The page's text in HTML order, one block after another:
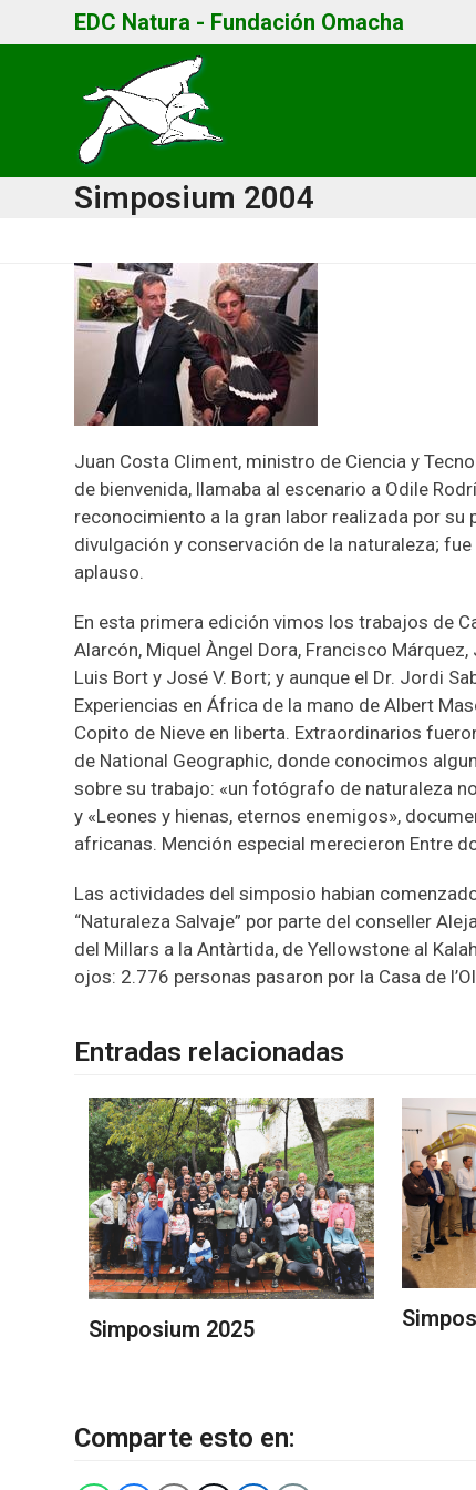
to
EDC Natura - Fundación Omacha
Simposium 2004
Juan Costa Climent, ministro de Ciencia y
de bienvenida, llamaba al escenario a Odile
reconocimiento a la gran labor realizada por su
divulgación y conservación de la naturaleza;
aplauso.
En esta primera edición vimos los trabajos de
Alarcón, Miquel Àngel Dora, Francisco
Luis Bort y José V. Bort; y aunque el Dr. Jordi
Experiencias en África de la mano de Albert
Copito de Nieve en liberta. Extraordinarios
de National Geographic, donde conocimos
sobre su trabajo: «un fotógrafo de naturaleza
y «Leones y hienas, eternos enemigos»,
africanas. Mención especial merecieron Entre
Las actividades del simposio habian
“Naturaleza Salvaje” por parte del conseller
del Millars a la Antàrtida, de Yellowstone al
ojos: 2.776 personas pasaron por la Casa de
Entradas relacionadas
Simposium 2025
Comparte esto en: